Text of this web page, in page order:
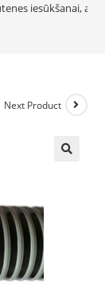
iesūkšanai,
Next Product